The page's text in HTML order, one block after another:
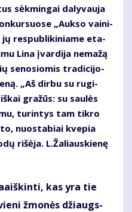
sėk­min­gai da­ly­vau­ja
„Auk­so vai­ni­
jų res­pub­li­ki­nia­me eta­
Li­na įvar­di­ja ne­ma­žą
se­no­sio­mis tra­di­ci­jo­
„Aš dir­bu su ru­gi­
gra­žūs: su sau­lės
tu­rin­tys tam tik­ro
nuo­sta­biai kve­pia
ri­šė­ja. L.Ža­liaus­kie­nę
kas yra tie
žmo­nės džiaugs­